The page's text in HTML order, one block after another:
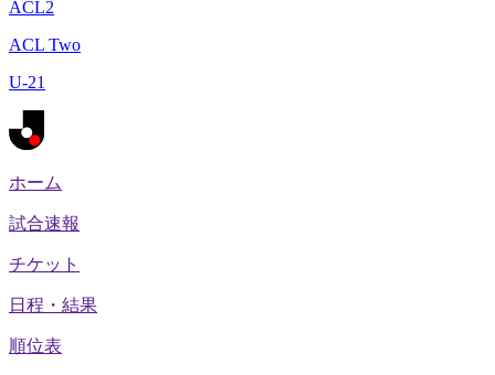
ACL2
ACL Two
U-21
ホーム
試合速報
チケット
日程・結果
順位表